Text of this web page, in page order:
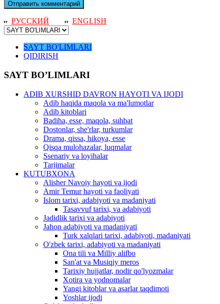
РУССКИЙ ENGLISH
SAYT BO'LIMLARI
QIDIRISH
SAYT BO’LIMLARI
ADIB XURSHID DAVRON HAYOTI VA IJODI
Adib haqida maqola va ma'lumotlar
Adib kitoblari
Badiha, esse, maqola, suhbat
Dostonlar, she'rlar, turkumlar
Drama, qissa, hikoya, esse
Qisqa mulohazalar, luqmalar
Ssenariy va loyihalar
Tarjimalar
KUTUBXONA
Alisher Navoiy hayoti va ijodi
Amir Temur hayoti va faoliyati
Islom tarixi, adabiyoti va madaniyati
Tasavvuf tarixi, va adabiyoti
Jadidlik tarixi va adabiyoti
Jahon adabiyoti va madaniyati
Turk xalqlari tarixi, adabiyoti, madaniyati
O'zbek tarixi, adabiyoti va madaniyati
Ona tili va Milliy alifbo
San'at va Musiqiy meros
Tarixiy hujjatlar, nodir qo'lyozmalar
Xotira va yodnomalar
Yangi kitoblar va asarlar taqdimoti
Yoshlar ijodi